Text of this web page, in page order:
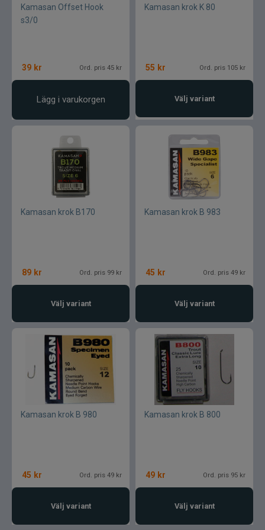
Kamasan Offset Hook
s3/0
39 kr Ord. pris 45 kr
Lägg i varukorgen
Kamasan krok K 80
55 kr Ord. pris 105 kr
Välj variant
Kamasan krok B170
89 kr Ord. pris 99 kr
Välj variant
Kamasan krok B 983
45 kr Ord. pris 49 kr
Välj variant
Kamasan krok B 980
45 kr Ord. pris 49 kr
Välj variant
Kamasan krok B 800
49 kr Ord. pris 95 kr
Välj variant